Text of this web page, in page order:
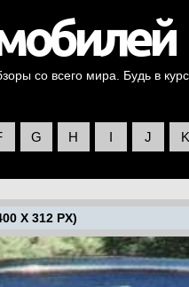
со всего мира. Будь в
G H I J K
X 312 PX)